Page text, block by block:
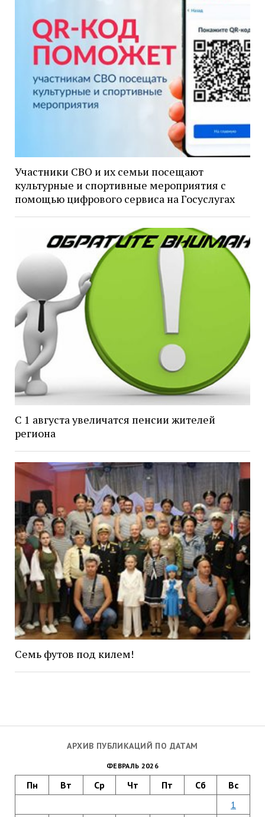
АРХИВ ПУБЛИКАЦИЙ ПО ДАТАМ
ФЕВРАЛЬ 2026
Пн Вт Ср Чт Пт Сб Вс
1
Участники СВО и их семьи посещают
культурные и спортивные мероприятия с
помощью цифрового сервиса на Госуслугах
С 1 августа увеличатся пенсии жителей
региона
Семь футов под килем!